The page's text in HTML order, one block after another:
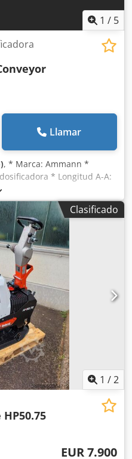
1 / 5
Llamar
, * Marca: Ammann *
* Longitud A-A:
mm * Accionamiento:
6 unidades.
Clasificado
1 /2
EUR 7.900